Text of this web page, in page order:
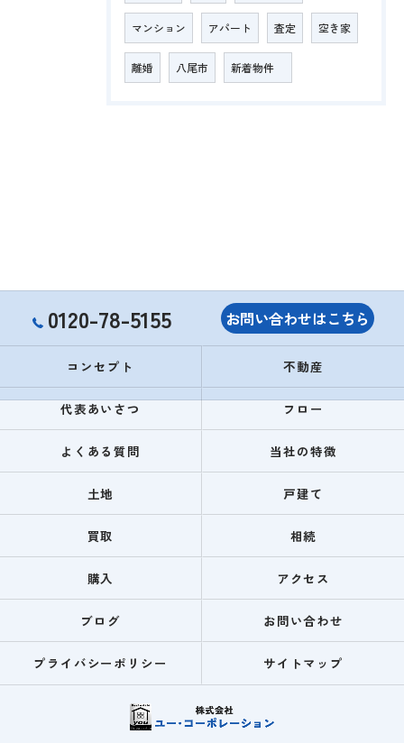
マンション アパート 査定 空き家
離婚 八尾市 新着物件
0120-78-5155 お問い合わせはこちら
コンセプト 不動産
代表あいさつ フロー
よくある質問 当社の特徴
土地 戸建て
買取 相続
購入 アクセス
ブログ お問い合わせ
プライバシーポリシー サイトマップ